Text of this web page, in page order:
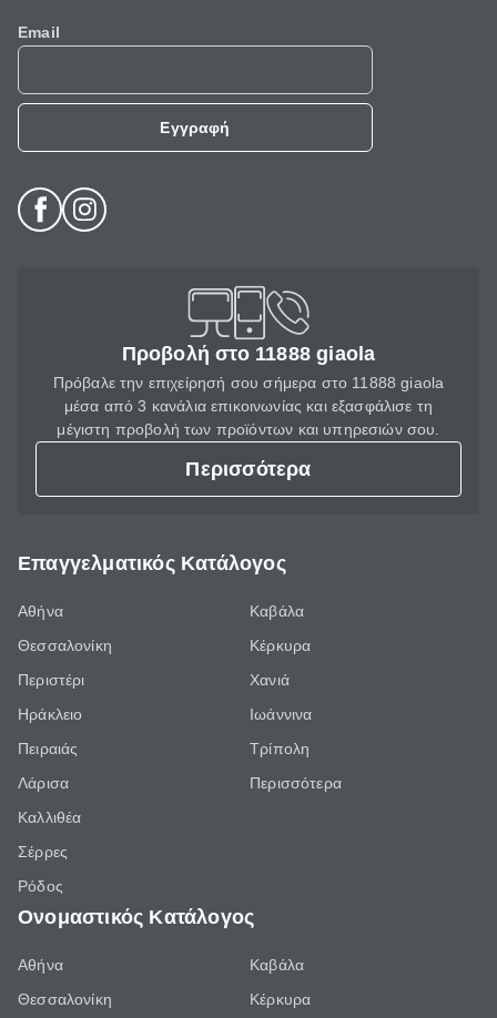
Email
Εγγραφή
Προβολή στο 11888 giaola
Πρόβαλε την επιχείρησή σου σήμερα στο 11888 giaola
μέσα από 3 κανάλια επικοινωνίας και εξασφάλισε τη
μέγιστη προβολή των προϊόντων και υπηρεσιών σου.
Περισσότερα
Επαγγελματικός Κατάλογος
Αθήνα
Θεσσαλονίκη
Περιστέρι
Ηράκλειο
Πειραιάς
Λάρισα
Καλλιθέα
Σέρρες
Ρόδος
Καβάλα
Κέρκυρα
Χανιά
Ιωάννινα
Τρίπολη
Περισσότερα
Ονομαστικός Κατάλογος
Αθήνα
Θεσσαλονίκη
Καβάλα
Κέρκυρα